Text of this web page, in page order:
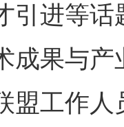
引进等
成果与产
盟工作